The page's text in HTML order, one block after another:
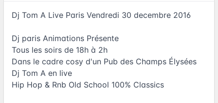
Dj Tom A Live Paris Vendredi 30 decembre 2016
Dj paris Animations Présente
Tous les soirs de 18h à 2h
Dans le cadre cosy d'un Pub des Champs Élysées
Dj Tom A en live
Hip Hop & Rnb Old School 100% Classics